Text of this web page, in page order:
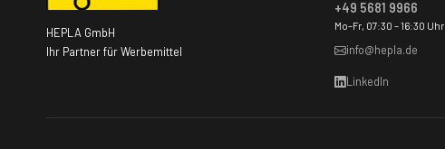
HEPLA GmbH
Ihr Partner für Werbemittel
+49 5681 9966
Mo–Fr, 07:30 – 16:30 Uhr
info@hepla.de
LinkedIn